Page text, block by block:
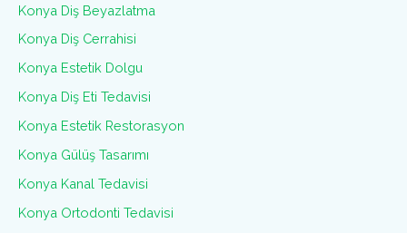
Konya Diş Beyazlatma
Konya Diş Cerrahisi
Konya Estetik Dolgu
Konya Diş Eti Tedavisi
Konya Estetik Restorasyon
Konya Gülüş Tasarımı
Konya Kanal Tedavisi
Konya Ortodonti Tedavisi